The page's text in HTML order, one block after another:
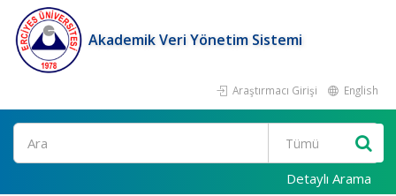
Akademik Veri Yönetim Sistemi
Araştırmacı Girişi English
Ara
Detaylı Arama